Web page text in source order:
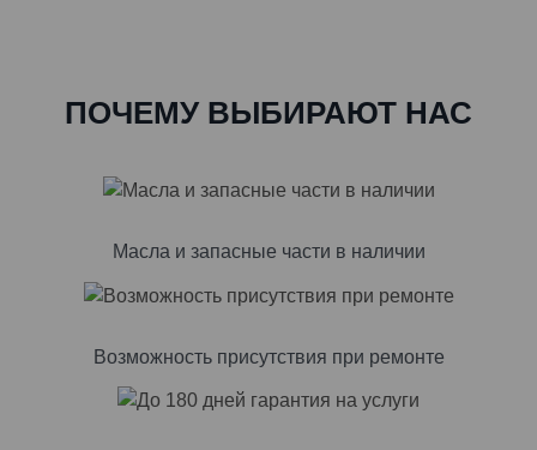
ПОЧЕМУ ВЫБИРАЮТ НАС
Масла и запасные части в наличии
Возможность присутствия при ремонте